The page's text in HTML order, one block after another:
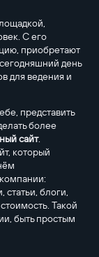
С его
приобретают
день
для ведения и
представить
более
сайт.
который
статьи, блоги,
Такой
быть простым